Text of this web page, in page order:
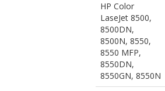
HP Color
LaseJet 8500,
8500DN,
8500N, 8550,
8550 MFP,
8550DN,
8550GN, 8550N